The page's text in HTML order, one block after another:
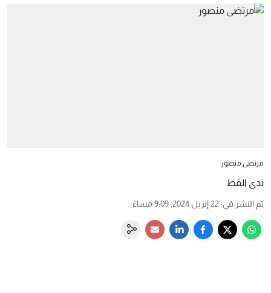
مرتضى منصور
ندى القط
تم النشر في: 22 إبريل 2024, 9:09 مساءً